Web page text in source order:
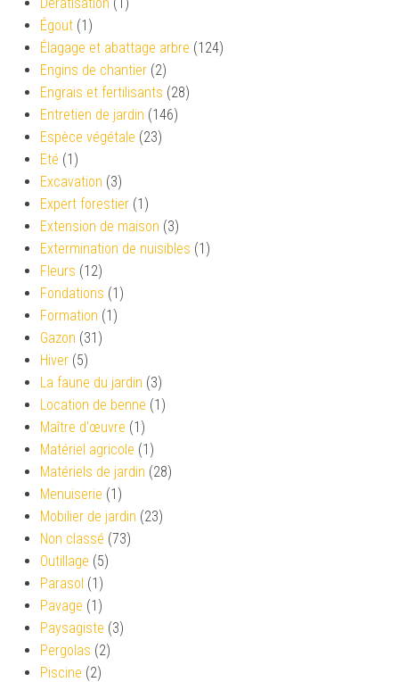
Égout (1)
Élagage et abattage arbre (124)
Engins de chantier (2)
Engrais et fertilisants (28)
Entretien de jardin (146)
Espèce végétale (23)
Eté (1)
Excavation (3)
Expert forestier (1)
Extension de maison (3)
Extermination de nuisibles (1)
Fleurs (12)
Fondations (1)
Formation (1)
Gazon (31)
Hiver (5)
La faune du jardin (3)
Location de benne (1)
Maître d'œuvre (1)
Matériel agricole (1)
Matériels de jardin (28)
Menuiserie (1)
Mobilier de jardin (23)
Non classé (73)
Outillage (5)
Parasol (1)
Pavage (1)
Paysagiste (3)
Pergolas (2)
Piscine (2)